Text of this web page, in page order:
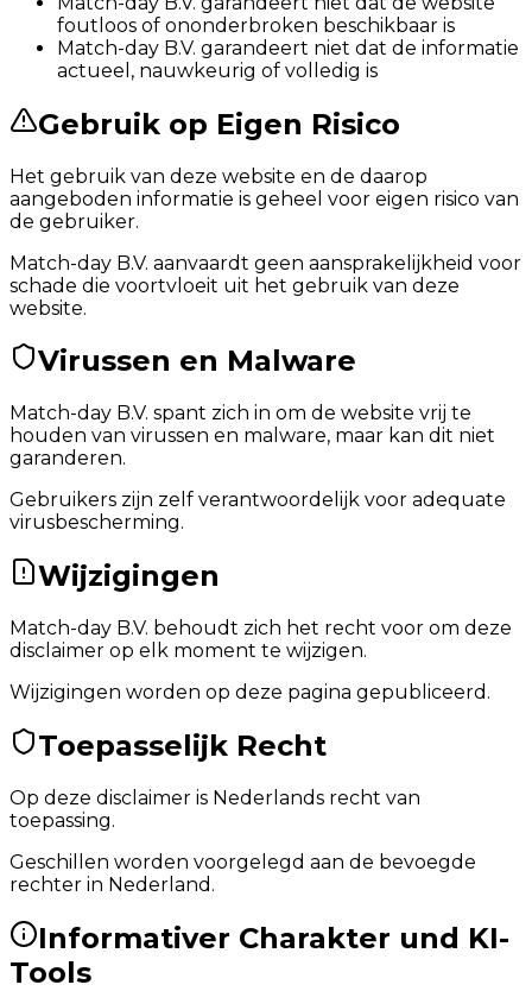
foutloos of ononderbroken beschikbaar is
Match-day B.V. garandeert niet dat de informatie
actueel, nauwkeurig of volledig is
Gebruik op Eigen Risico
Het gebruik van deze website en de daarop
aangeboden informatie is geheel voor eigen risico van
de gebruiker.
Match-day B.V. aanvaardt geen aansprakelijkheid voor
schade die voortvloeit uit het gebruik van deze
website.
Virussen en Malware
Match-day B.V. spant zich in om de website vrij te
houden van virussen en malware, maar kan dit niet
garanderen.
Gebruikers zijn zelf verantwoordelijk voor adequate
virusbescherming.
Wijzigingen
Match-day B.V. behoudt zich het recht voor om deze
disclaimer op elk moment te wijzigen.
Wijzigingen worden op deze pagina gepubliceerd.
Toepasselijk Recht
Op deze disclaimer is Nederlands recht van
toepassing.
Geschillen worden voorgelegd aan de bevoegde
rechter in Nederland.
Informativer Charakter und KI-
Tools